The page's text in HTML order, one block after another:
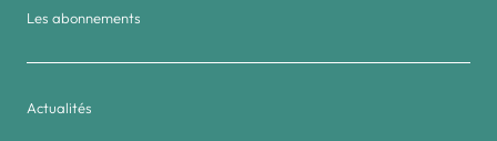
Les abonnements
Actualités